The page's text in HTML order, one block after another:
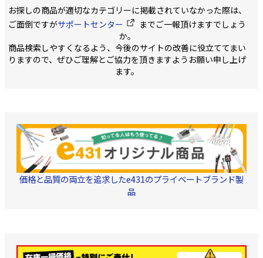
ーブリ社はPVC外被
（HCV）ケーブルとの使
用を推奨していません。
適合ケーブルサイズ：3.5
㎟・4㎟ ／ 5.5㎟・6㎟
セット内
容：オス・メス本体およ
びコンダクタ一式 型番：
PV-KBT4-EVO 2A/6I・PV-
ス・メスセット 【従来品
のMC4コネクタと互換性
あり】
してください。 短
り、長すぎると加
が発生する場合が
お探しの商品が適切なカテゴリーに掲載されていなかった際は、
ご面倒ですがサポートセンター
までご一報頂けますでしょう
か。
商品検索しやすくなるよう、今後のサイトの改善に役立ててまい
りますので、ぜひご理解とご協力を頂きますようお願い申し上げ
ます。
価格と品質の両立を追求したe431のプライベートブランド製
品